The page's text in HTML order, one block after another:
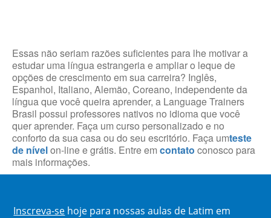
Essas não seriam razões suficientes para lhe motivar a
estudar uma língua estrangeria e ampliar o leque de
opções de crescimento em sua carreira? Inglês,
Espanhol, Italiano, Alemão, Coreano, independente da
língua que você queira aprender, a Language Trainers
Brasil possui professores nativos no idioma que você
quer aprender. Faça um curso personalizado e no
conforto da sua casa ou do seu escritório. Faça umteste
de nívelon-line e grátis. Entre em contato conosco para
mais informações.
Inscreva-se hoje para nossas aulas de Latim em